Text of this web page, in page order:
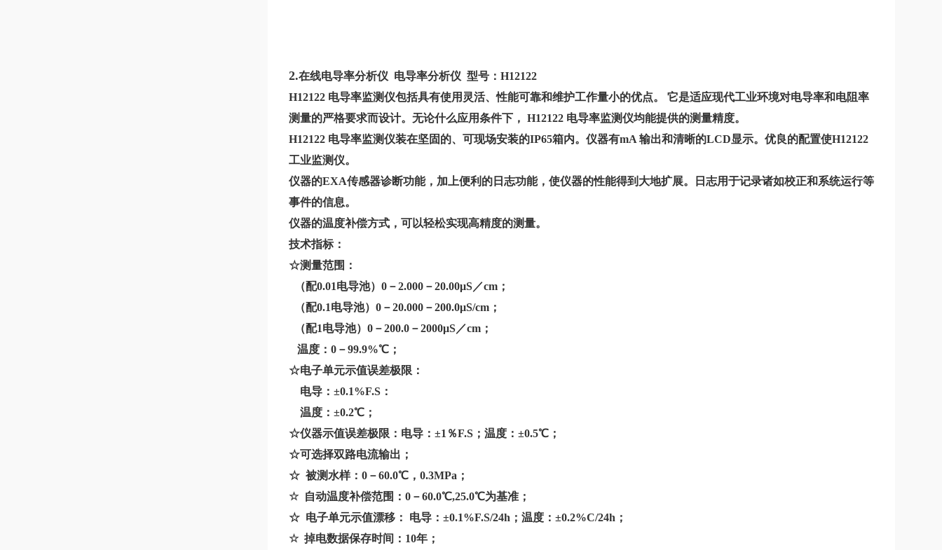
2.在线电导率分析仪 电导率分析仪 型号： H12122
H12122 电导率监测仪包括具有使用灵活、性能可靠和维护工作量小的优点。
它是适应现代工业环境对电导率和电阻率
测量的严格要求而设计。无论什么应用条件下， H12122 电导率监测仪均能提供的测量精度。
H12122 电导率监测仪装在坚固的、可现场安装的IP65箱内。仪器有mA 输出和清晰的LCD显示。优良的配置使H12122
工业监测仪。
仪器的EXA传感器诊断功能，加上便利的日志功能，使仪器的性能得到大地扩展。日志用于记录诸如校正和系统运行等
事件的信息。
仪器的温度补偿方式，可以轻松实现高精度的测量。
技术指标：
☆测量范围：
（配0.01电导池）0－2.000－20.00μS／cm；
（配0.1电导池）0－20.000－200.0μS/cm；
（配1电导池）0－200.0－2000μS／cm；
温度：0－99.9%℃；
☆电子单元示值误差极限：
电导：±0.1%F.S：
温度：±0.2℃；
☆仪器示值误差极限：电导：±1％F.S；温度：±0.5℃；
☆可选择双路电流输出；
☆ 被测水样：0－60.0℃，0.3MPa；
☆ 自动温度补偿范围：0－60.0℃,25.0℃为基准；
☆ 电子单元示值漂移： 电导：±0.1%F.S/24h；温度：±0.2%C/24h；
☆ 掉电数据保存时间：10年；